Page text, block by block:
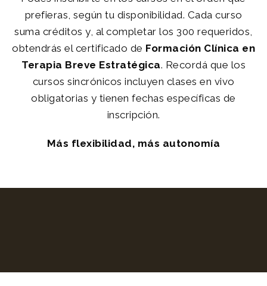
prefieras, según tu disponibilidad. Cada curso
suma créditos y, al completar los 300 requeridos,
obtendrás el certificado de Formación Clínica en
Terapia Breve Estratégica. Recordá que los
cursos sincrónicos incluyen clases en vivo
obligatorias y tienen fechas específicas de
inscripción.
Más flexibilidad, más autonomía